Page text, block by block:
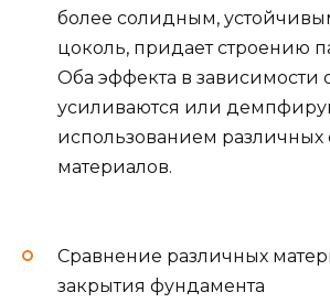
более солидным,
цоколь, придает строению
Оба эффекта в зависимости
усиливаются или
использованием различных
материалов.
Сравнение различных
закрытия фундамента